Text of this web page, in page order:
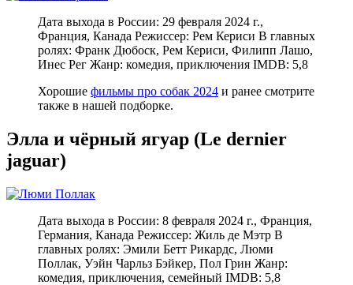
Дата выхода в России: 29 февраля 2024 г.,
Франция, Канада Режиссер: Рем Кериси В главных
ролях: Франк Дюбоск, Рем Кериси, Филипп Лашо,
Инес Рег Жанр: комедия, приключения IMDB: 5,8
Хорошие фильмы про собак 2024 и ранее смотрите
также в нашей подборке.
Элла и чёрный ягуар (Le dernier
jaguar)
Дата выхода в России: 8 февраля 2024 г., Франция,
Германия, Канада Режиссер: Жиль де Мэтр В
главных ролях: Эмили Бетт Рикардс, Люми
Поллак, Уэйн Чарльз Бэйкер, Пол Грин Жанр:
комедия, приключения, семейный IMDB: 5,8